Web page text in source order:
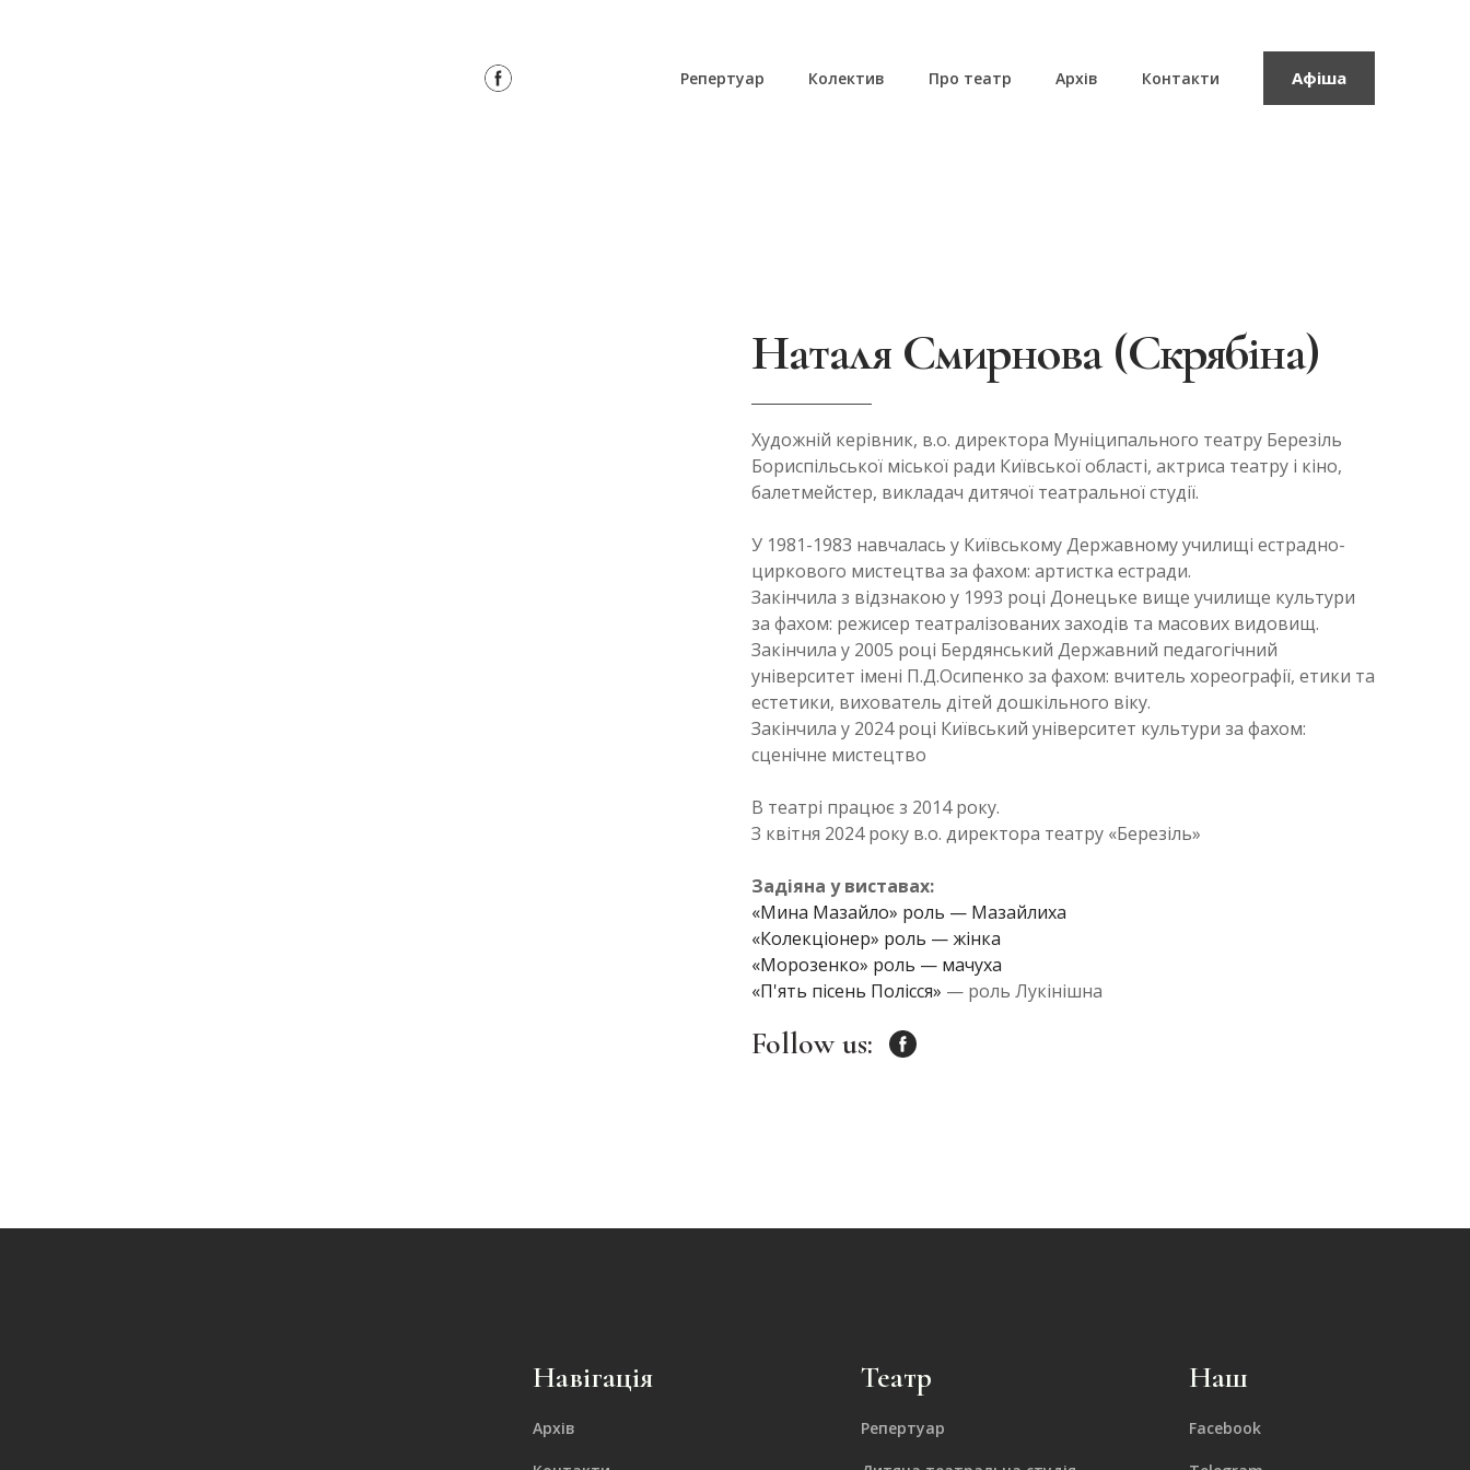
Репертуар Колектив Про театр Архів Контакти Афіша
Наталя Cмирнова (Cкрябіна)
Художній керівник, в.о. директора Муніципального театру Березіль
Бориспільської міської ради Київської області, актриса театру і кіно,
балетмейстер, викладач дитячої театральної студії.
У 1981-1983 навчалась у Київському Державному училищі естрадно-
циркового мистецтва за фахом: артистка естради.
Закінчила з відзнакою у 1993 році Донецьке вище училище культури
за фахом: режисер театралізованих заходів та масових видовищ.
Закінчила у 2005 році Бердянський Державний педагогічний
університет імені П.Д.Осипенко за фахом: вчитель хореографії, етики та
естетики, вихователь дітей дошкільного віку.
Закінчила у 2024 році Київський університет культури за фахом:
сценічне мистецтво
В театрі працює з 2014 року.
З квітня 2024 року в.о. директора театру «Березіль»
Задіяна у виставах:
«Мина Мазайло» роль — Мазайлиха
«Колекціонер» роль — жінка
«Морозенко» роль — мачуха
«П'ять пісень Полісся» — роль Лукінішна
Follow us:
Навігація
Архів
Театр
Репертуар
Наш
Facebook